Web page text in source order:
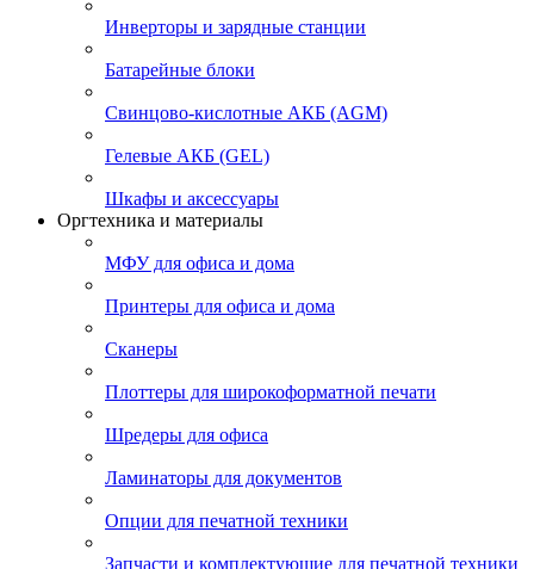
Инверторы и зарядные станции
Батарейные блоки
Свинцово-кислотные АКБ (AGM)
Гелевые АКБ (GEL)
Шкафы и аксессуары
Оргтехника и материалы
МФУ для офиса и дома
Принтеры для офиса и дома
Сканеры
Плоттеры для широкоформатной печати
Шредеры для офиса
Ламинаторы для документов
Опции для печатной техники
Запчасти и комплектующие для печатной техники